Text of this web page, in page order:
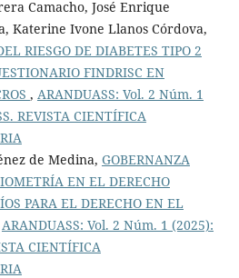
Camacho, José Enrique
Katerine Ivone Llanos Córdova,
RIESGO DE DIABETES TIPO 2
FINDRISC EN
, ARANDUASS: Vol. 2 Núm. 1
REVISTA CIENTÍFICA
de Medina, GOBERNANZA
EN EL DERECHO
PARA EL DERECHO EN EL
ARANDUASS: Vol. 2 Núm. 1 (2025):
CIENTÍFICA